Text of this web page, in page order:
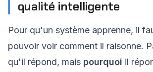
qualité intelligente
Pour qu'un système apprenne, il
pouvoir voir comment il raisonne.
qu'il répond, mais pourquoi il